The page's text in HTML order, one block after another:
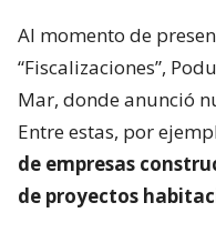
Al momento de
“Fiscalizaciones”,
Mar, donde anunció
Entre estas, por
de empresas
de proyectos